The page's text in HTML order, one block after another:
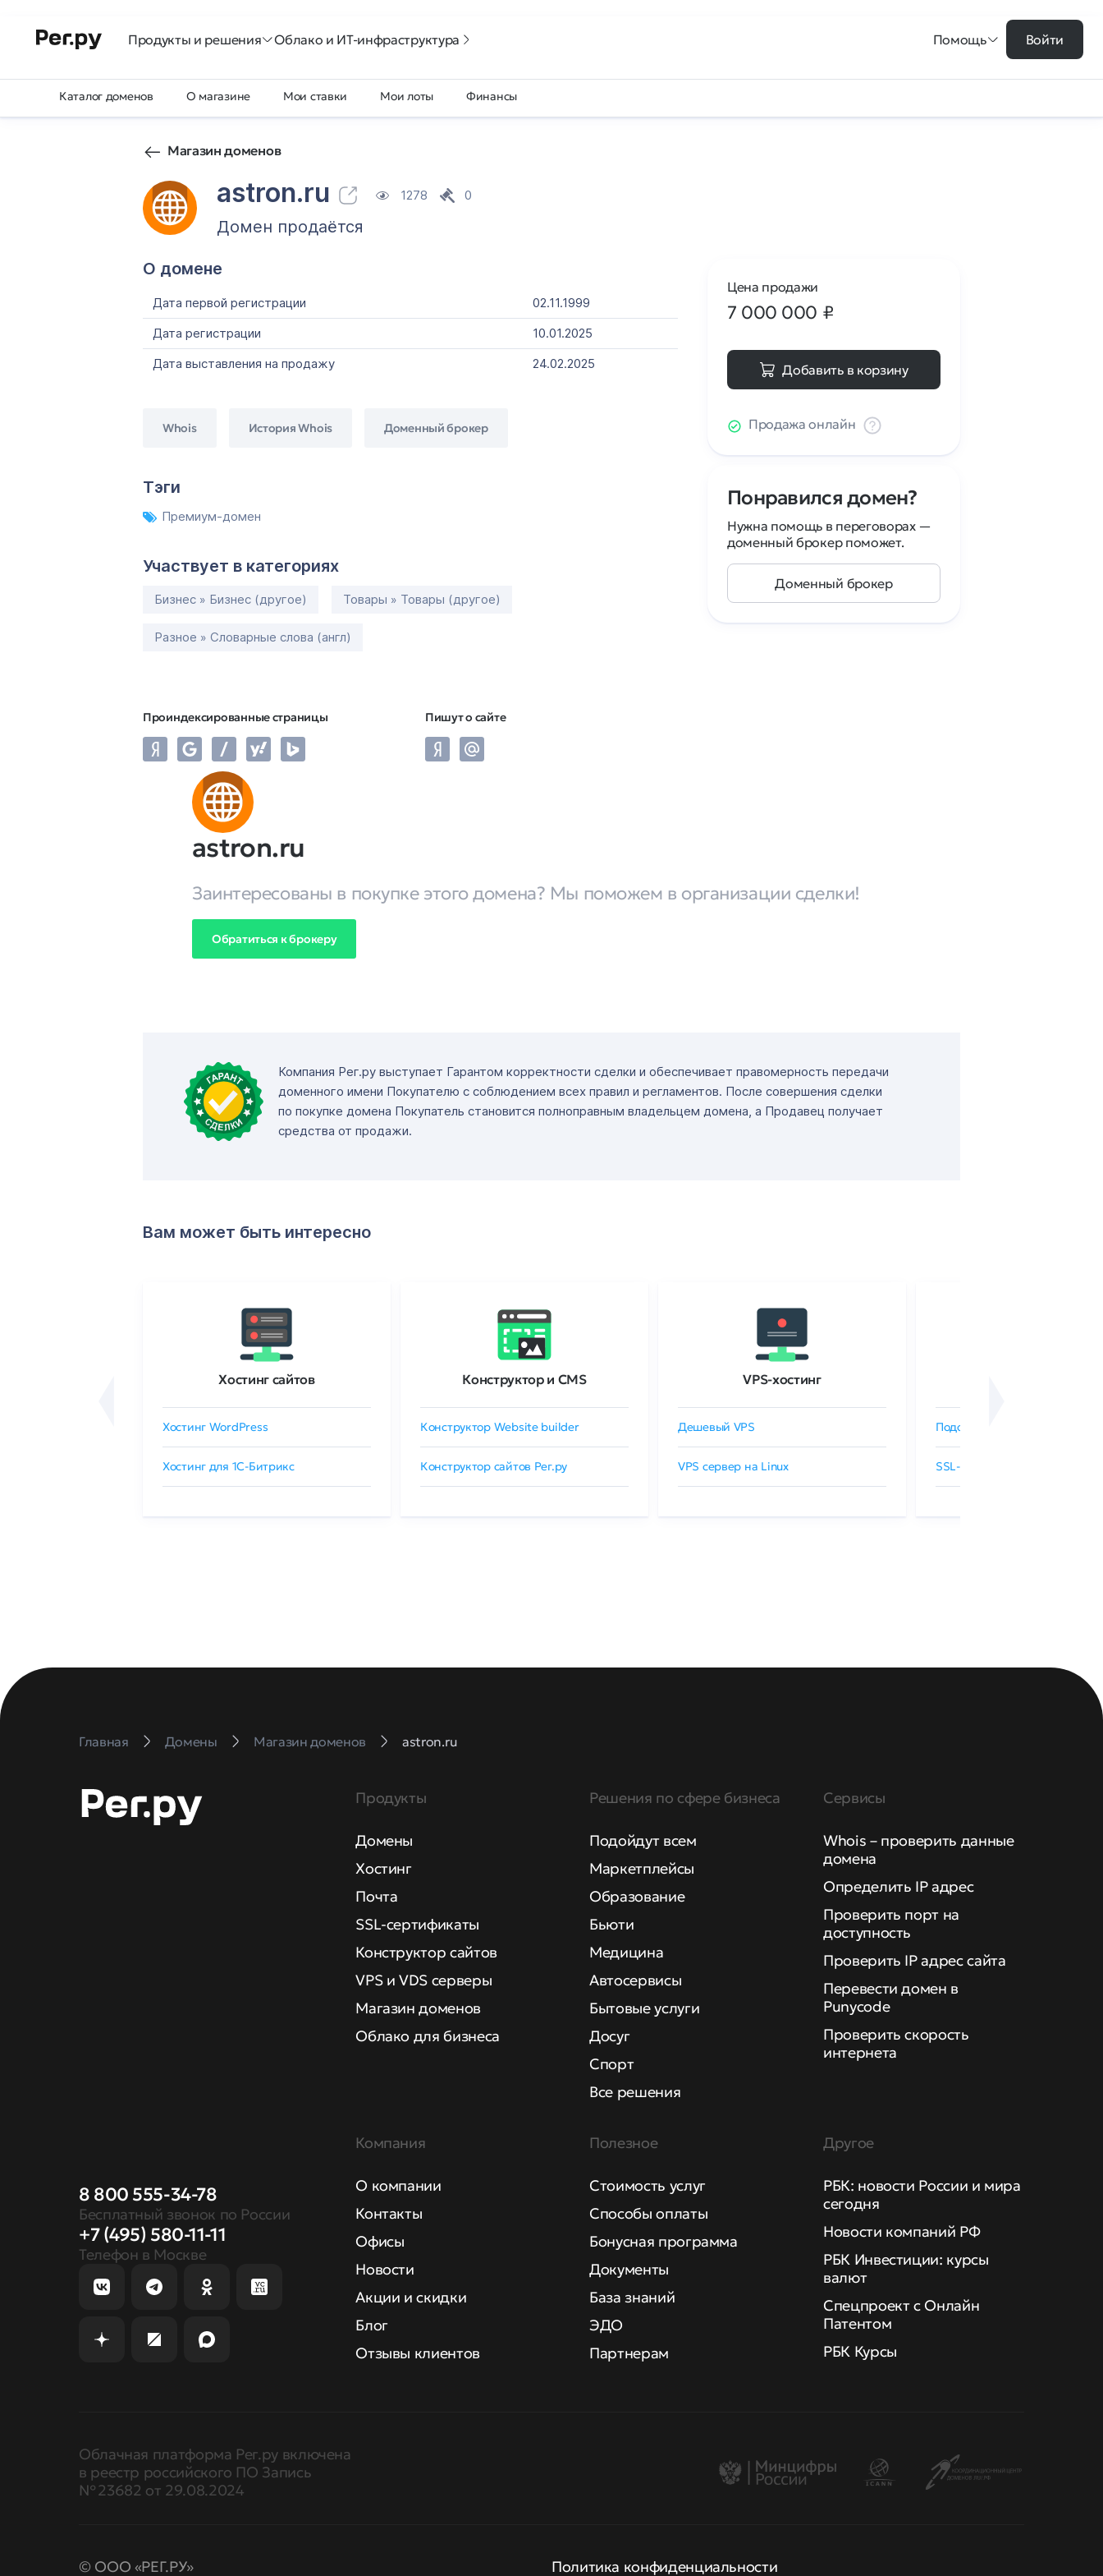
Продукты и решения Облако и ИТ-инфраструктура Помощь Войти
Каталог доменов О магазине Мои ставки Мои лоты Финансы
Магазин доменов
astron.ru 1278 0
Домен продаётся
О домене
Дата первой регистрации
02.11.1999
Дата регистрации
10.01.2025
Дата выставления на продажу
24.02.2025
Whois История Whois Доменный брокер
Тэги
Премиум-домен
Участвует в категориях
Бизнес » Бизнес (другое) Товары » Товары (другое)
Разное » Словарные слова (англ)
Проиндексированные страницы Пишут о сайте
Цена продажи
7 000 000 ₽
Добавить в корзину
Продажа онлайн
Понравился домен?
Нужна помощь в переговорах —
доменный брокер поможет.
Доменный брокер
astron.ru
Заинтересованы в покупке этого домена? Мы поможем в организации сделки!
Обратиться к брокеру
Компания Рег.ру выступает Гарантом корректности сделки и обеспечивает правомерность передачи
доменного имени Покупателю с соблюдением всех правил и регламентов. После совершения сделки
по покупке домена Покупатель становится полноправным владельцем домена, а Продавец получает
средства от продажи.
Вам может быть интересно
Хостинг сайтов
Хостинг WordPress
Хостинг для 1C-Битрикс
Конструктор и CMS
Конструктор Website builder
Конструктор сайтов Рег.ру
VPS-хостинг
Дешевый VPS
VPS сервер на Linux
Подобрать SSL-сертификат
SSL-сертификаты GlobalSign
Главная Домены Магазин доменов astron.ru
8 800 555-34-78
Бесплатный звонок по России
+7 (495) 580-11-11
Телефон в Москве
Продукты
Домены
Хостинг
Почта
SSL-сертификаты
Конструктор сайтов
VPS и VDS серверы
Магазин доменов
Облако для бизнеса
Решения по сфере бизнеса
Подойдут всем
Маркетплейсы
Образование
Бьюти
Медицина
Автосервисы
Бытовые услуги
Досуг
Спорт
Все решения
Сервисы
Whois – проверить данные
домена
Определить IP адрес
Проверить порт на
доступность
Проверить IP адрес сайта
Перевести домен в
Punycode
Проверить скорость
интернета
Компания
О компании
Контакты
Офисы
Новости
Акции и скидки
Блог
Отзывы клиентов
Полезное
Стоимость услуг
Способы оплаты
Бонусная программа
Документы
База знаний
ЭДО
Партнерам
Другое
РБК: новости России и мира
сегодня
Новости компаний РФ
РБК Инвестиции: курсы
валют
Спецпроект с Онлайн
Патентом
РБК Курсы
Облачная платформа Рег.ру включена
в реестр российского ПО Запись
№ 23682 от 29.08.2024
© ООО «РЕГ.РУ»
Политика конфиденциальности